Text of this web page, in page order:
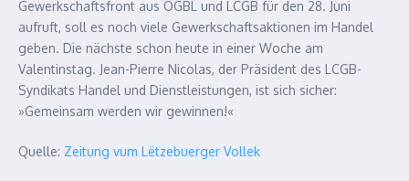
Gewerkschaftsfront aus OGBL und LCGB für den 28. Juni
aufruft, soll es noch viele Gewerkschaftsaktionen im Handel
geben. Die nächste schon heute in einer Woche am
Valentinstag. Jean-Pierre Nicolas, der Präsident des LCGB-
Syndikats Handel und Dienstleistungen, ist sich sicher:
»Gemeinsam werden wir gewinnen!«
Quelle: Zeitung vum Lëtzebuerger Vollek